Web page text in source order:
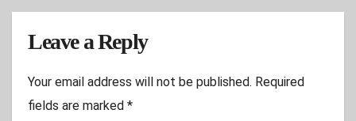
Leave a Reply
Your email address will not be published. Required
fields are marked *